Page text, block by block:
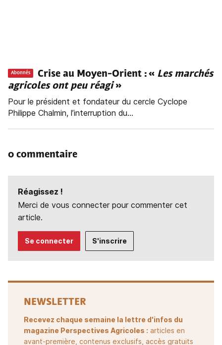
Abonnés Crise au Moyen-Orient : « Les marchés
agricoles ont peu réagi»
Pour le président et fondateur du cercle Cyclope
Philippe Chalmin, l’interruption du...
0 commentaire
Réagissez !
Merci de vous connecter pour commenter cet
article.
Se connecter S'inscrire
NEWSLETTER
Recevez chaque semaine la lettre d'infos du
magazine Perspectives Agricoles : articles en
avant-première, contenus exclusifs, accès gratuits